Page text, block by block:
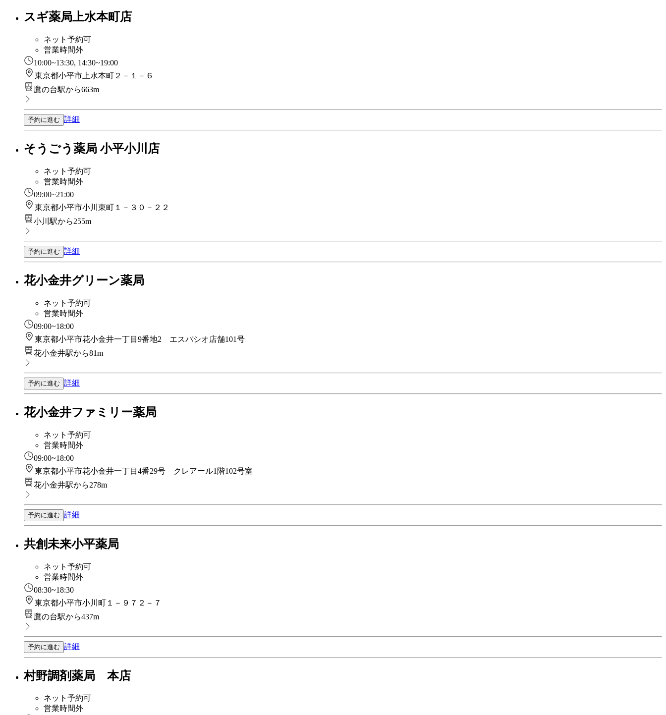
スギ薬局上水本町店
ネット予約可
営業時間外
10:00~13:30, 14:30~19:00
東京都小平市上水本町２－１－６
鷹の台駅から663m
予約に進む 詳細
そうごう薬局 小平小川店
ネット予約可
営業時間外
09:00~21:00
東京都小平市小川東町１－３０－２２
小川駅から255m
予約に進む 詳細
花小金井グリーン薬局
ネット予約可
営業時間外
09:00~18:00
東京都小平市花小金井一丁目9番地2 エスパシオ店舗101号
花小金井駅から81m
予約に進む 詳細
花小金井ファミリー薬局
ネット予約可
営業時間外
09:00~18:00
東京都小平市花小金井一丁目4番29号 クレアール1階102号室
花小金井駅から278m
予約に進む 詳細
共創未来小平薬局
ネット予約可
営業時間外
08:30~18:30
東京都小平市小川町１－９７２－７
鷹の台駅から437m
予約に進む 詳細
村野調剤薬局 本店
ネット予約可
営業時間外